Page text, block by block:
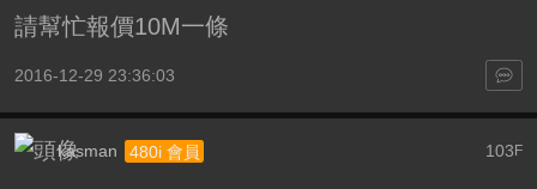
請幫忙報價10M一條
2016-12-29 23:36:03
103 F
kasman 480i 會員